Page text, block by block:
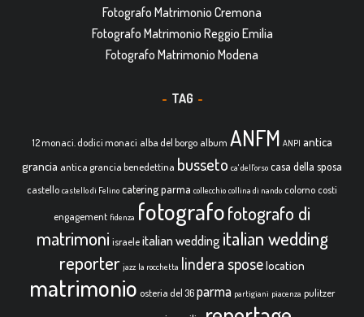
Fotografo Matrimonio Cremona
Fotografo Matrimonio Reggio Emilia
Fotografo Matrimonio Modena
TAG
12 monaci. dodici monaci alba del borgo album ANFM ANPI antica
grancia antica grancia benedettina busseto ca' dell'orso casa della sposa
castello castello di Felino catering parma collecchio collina di nando colorno costi
engagement fidenza fotografofotografo di
matrimoni israele italian wedding italian wedding
reporter jazz la rocchetta lindera sposelocation
matrimonio osteria del 36parma partigiani piacenza pulitzer